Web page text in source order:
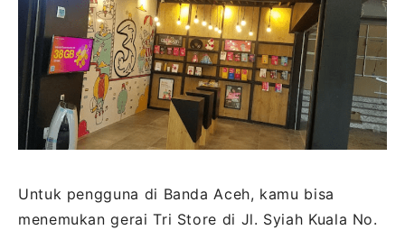
Untuk pengguna di Banda Aceh, kamu bisa
menemukan gerai Tri Store di Jl. Syiah Kuala No.